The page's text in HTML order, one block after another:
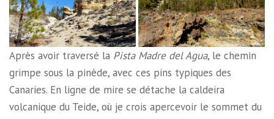
Après avoir traversé la Pista Madre del Agua, le chemin
grimpe sous la pinède, avec ces pins typiques des
Canaries. En ligne de mire se détache la caldeira
volcanique du Teide, où je crois apercevoir le sommet du